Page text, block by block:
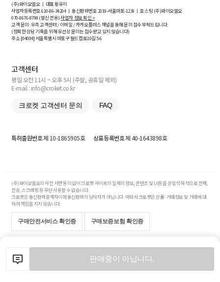
판매중이 아닙니다.
(주)와이오엘오 ㅣ 대표 황유미
사업자등록번호610-86-34204ㅣ 통신판매번호 2019-서울마포-1239 ㅣ 호스팅 (주)와이오엘오
070-8676-8799 (발신 전용)사업자 정보 확인 >
고객 문의: 우측 고객센터 / 이메일 / 카카오플러스 채널을 통해 문의 접수 부탁드립니다.
(정확한 상담 기록을 위해 유선상 문의는 접수받고 있지 않습니다)
주소 [04004] 서울특별시 마포구 월드컵로10길5-6
고객센터
평일 오전 11시 ~ 오후 5시 (주말, 공휴일 제외)
E-mail : info@croket.co.kr
크로켓 고객센터 문의 FAQ
특허출원번호제 10-1865905호 상표등록번호제 40-1643898호
(주)와이오엘오의 사전 서면 동의 없이 크로켓 사이트의 일체의 정보, 콘텐츠 및 UI등을 상업적 목적으로 전재,
전송, 스크래핑 등 무단 사용할 수 없습니다.
크로켓은 통신판매중개자이며 통신판매의 당사자가 아닙니다. 따라서 크로켓은 상품·거래정보 및 거래에 대
하여 책임을 지지 않습니다.
구매안전서비스 확인증 구매보증보험 확인증